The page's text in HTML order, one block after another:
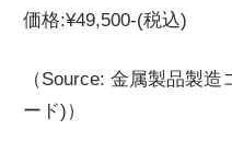
価格:¥49,500-(税込)
（Source: 金属製品製
ード)）